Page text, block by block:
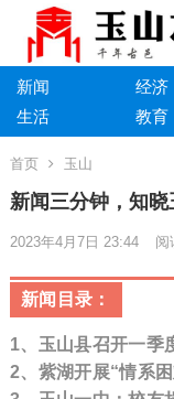
新闻 经济
生活
教育
首页 玉山
新闻三分钟，知晓
2023年4月7日 23:44 阅
新闻目录：
1、 玉山县召开一季
2、紫湖开展“情系